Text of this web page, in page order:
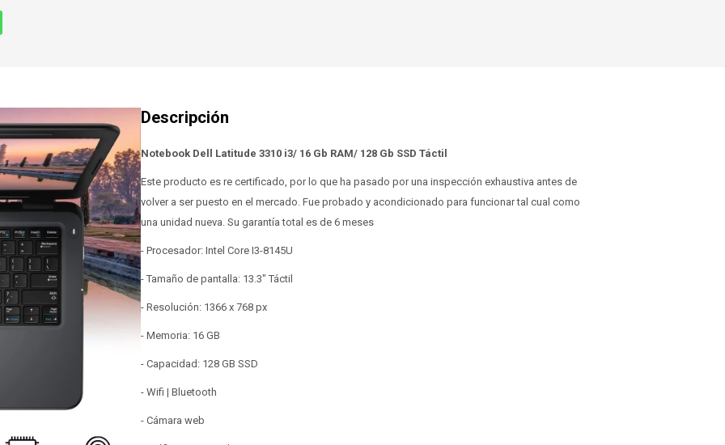
Notebook Dell Latitude 3310 i3/ 16 Gb RAM/ 128 Gb SSD Táctil
Este producto es re certificado, por lo que ha pasado por una inspección exhaustiva antes de
volver a ser puesto en el mercado. Fue probado y acondicionado para funcionar tal cual como
una unidad nueva. Su garantía total es de 6 meses
- Procesador: Intel Core I3-8145U
- Tamaño de pantalla: 13.3" Táctil
- Resolución: 1366 x 768 px
- Memoria: 16 GB
- Capacidad: 128 GB SSD
- Wifi | Bluetooth
- Cámara web